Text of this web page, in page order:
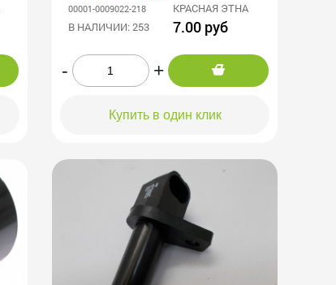
00001-0009022-218
КРАСНАЯ ЭТНА
В НАЛИЧИИ: 253
7.00 руб
- +
Купить в один клик